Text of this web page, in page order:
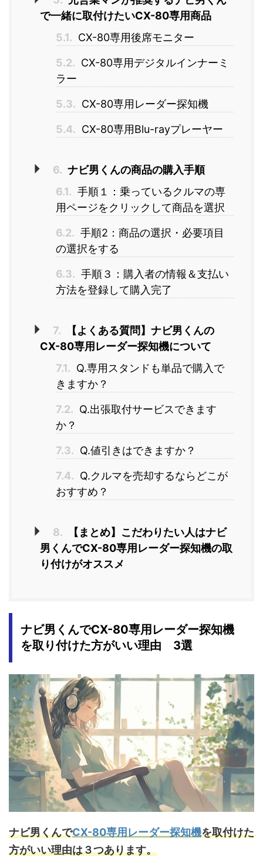
で一緒に取付けたいCX-80専用商品
5.1. CX-80専用後席モニター
5.2. CX-80専用デジタルインナーミ
ラー
5.3. CX-80専用レーダー探知機
5.4. CX-80専用Blu-rayプレーヤー
6. ナビ男くんの商品の購入手順
6.1. 手順１：乗っているクルマの専
用ページをクリックして商品を選択
6.2. 手順2：商品の選択・必要項目
の選択をする
6.3. 手順３：購入者の情報＆支払い
方法を登録して購入完了
7.
【よくある質問】ナビ男くんの
CX-80専用レーダー探知機について
7.1. Q.専用スタンドも単品で購入で
きますか？
7.2. Q.出張取付サービスできます
か？
7.3. Q.値引きはできますか？
7.4. Q.クルマを売却するならどこが
おすすめ？
8.
【まとめ】こだわりたい人はナビ
男くんでCX-80専用レーダー探知機の取
り付けがオススメ
ナビ男くんでCX-80専用レーダー探知機
を取り付けた方がいい理由 3選
ナビ男くんでCX-80専用レーダー探知機を取付けた
方がいい理由は３つあります。